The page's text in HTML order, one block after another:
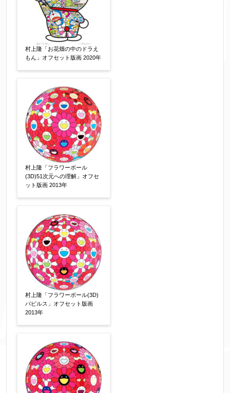
↓郵便番号を入力すると住所の最初が自動入力さ
れます。番地以下は任意でも結構です。
ご要望などがございましたらご入力ください
【任意】
個人情報の取扱いについて、同意の上送信しま
す。（確認画面は表示されません）
村上隆「お花畑の中のドラえ
もん」オフセット版画 2020年
村上隆「フラワーボール
(3D)51次元への理解」オフセ
ット版画 2013年
村上隆「フラワーボール(3D)
パピルス」オフセット版画
2013年